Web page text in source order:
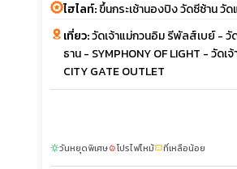
ไฮไลท์:ขึ้นกระเช้านองปิง วัดซีซ้าน วั
เที่ยว:วัดเจ้าแม่กวนอิม รีพัลส์เบย์ - วั
ธาน - SYMPHONY OF LIGHT - วั
CITY GATE OUTLET
sunnyวันหยุดพิเศษlocal_fire_departmentโปรไฟไหม้confirmation_numberที่เหลือน้อย